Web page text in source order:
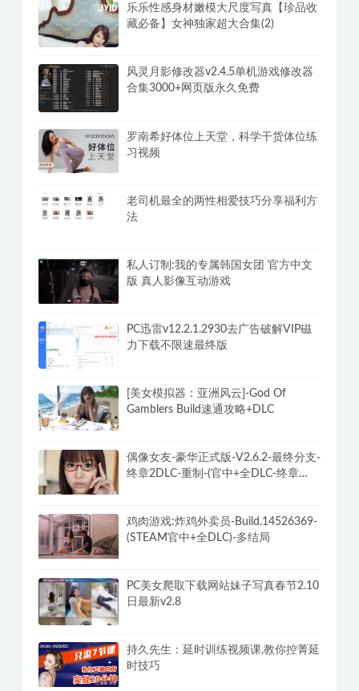
乐乐性感身材嫩模大尺度写真【珍品收
藏必备】女神独家超大合集(2)
风灵月影修改器v2.4.5单机游戏修改器
合集3000+网页版永久免费
罗南希好体位上天堂，科学干货体位练
习视频
老司机最全的两性相爱技巧分享福利方
法
私人订制:我的专属韩国女团 官方中文
版 真人影像互动游戏
PC迅雷v12.2.1.2930去广告破解VIP磁
力下载不限速最终版
[美女模拟器：亚洲风云]-God Of
Gamblers Build速通攻略+DLC
偶像女友-豪华正式版-V2.6.2-最终分支-
终章2DLC-重制-(官中+全DLC-终章
鸡肉游戏:炸鸡外卖员-Build.14526369-
(STEAM官中+全DLC)-多结局
PC美女爬取下载网站妹子写真春节2.10
日最新v2.8
持久先生：延时训练视频课,教你控菁延
时技巧